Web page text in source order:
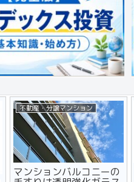
不動産・分譲マンション
マンションバルコニーの